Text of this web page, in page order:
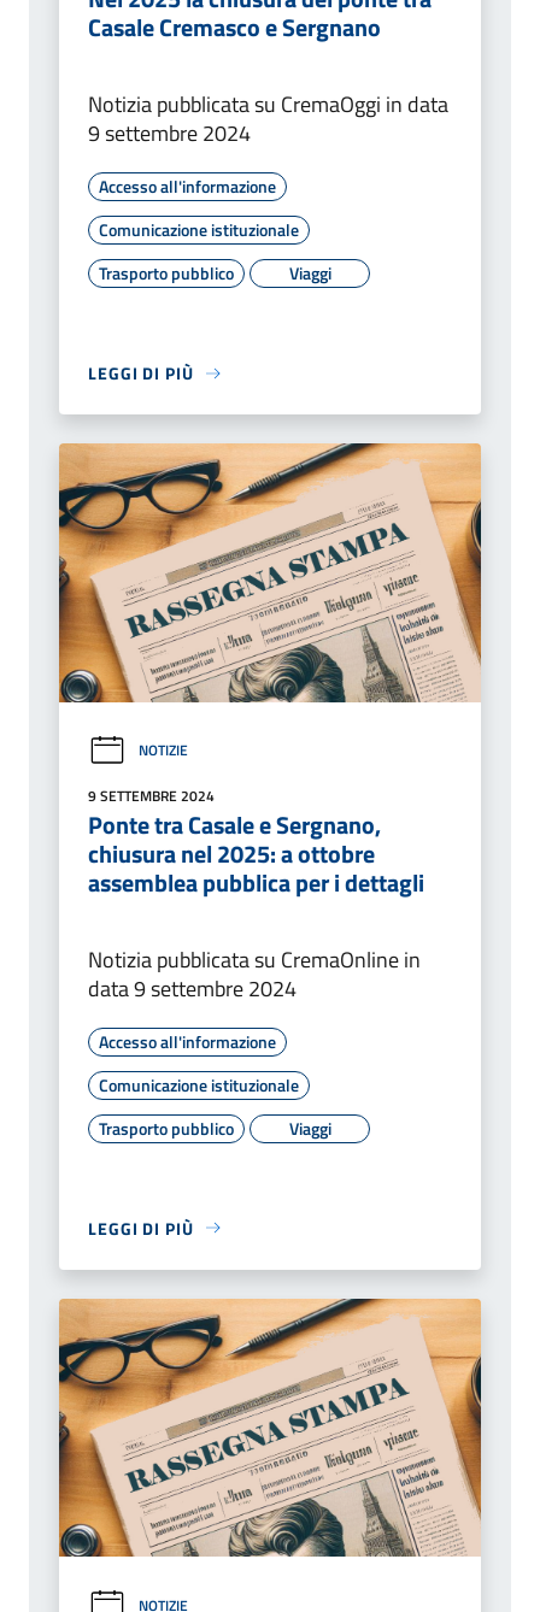
Casale Cremasco e Sergnano
Notizia pubblicata su CremaOggi in data
9 settembre 2024
Accesso all'informazione
Comunicazione istituzionale
Trasporto pubblico
Viaggi
LEGGI DI PIÙ
NOTIZIE
9 SETTEMBRE 2024
Ponte tra Casale e Sergnano,
chiusura nel 2025: a ottobre
assemblea pubblica per i dettagli
Notizia pubblicata su CremaOnline in
data 9 settembre 2024
Accesso all'informazione
Comunicazione istituzionale
Trasporto pubblico
Viaggi
LEGGI DI PIÙ
NOTIZIE